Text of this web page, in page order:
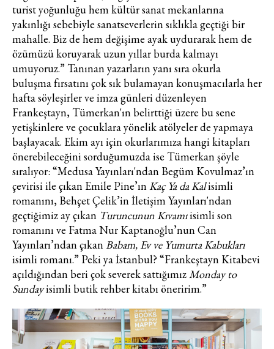
turist yoğunluğu hem kültür sanat mekanlarına
yakınlığı sebebiyle sanatseverlerin sıklıkla geçtiği bir
mahalle. Biz de hem değişime ayak uydurarak hem de
özümüzü koruyarak uzun yıllar burda kalmayı
umuyoruz.” Tanınan yazarların yanı sıra okurla
buluşma fırsatını çok sık bulamayan konuşmacılarla her
hafta söyleşirler ve imza günleri düzenleyen
Frankeştayn, Tümerkan'ın belirttiği üzere bu sene
yetişkinlere ve çocuklara yönelik atölyeler de yapmaya
başlayacak. Ekim ayı için okurlarımıza hangi kitapları
önerebileceğini sorduğumuzda ise Tümerkan şöyle
sıralıyor: “Medusa Yayınları'ndan Begüm Kovulmaz’ın
çevirisi ile çıkan Emile Pine’ın Kaç Ya da Kalisimli
romanını, Behçet Çelik’in İletişim Yayınları'ndan
geçtiğimiz ay çıkan Turuncunun Kıvamıisimli son
romanını ve Fatma Nur Kaptanoğlu’nun Can
Yayınları’ndan çıkan Babam, Ev ve Yumurta Kabukları
isimli romanı.” Peki ya İstanbul? “Frankeştayn Kitabevi
açıldığından beri çok severek sattığımız Monday to
Sundayisimli butik rehber kitabı öneririm.”